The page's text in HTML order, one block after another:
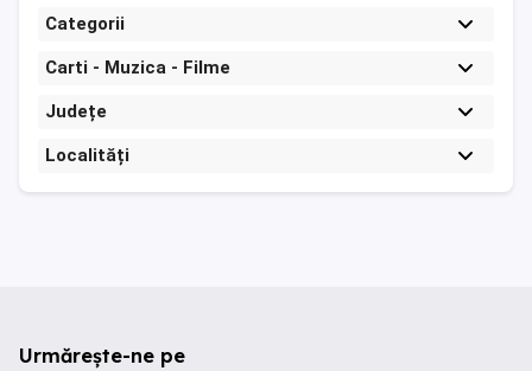
Categorii
Carti - Muzica - Filme
Județe
Localități
Urmărește-ne pe